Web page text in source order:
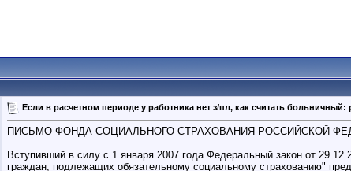
Если в расчетном периоде у работника нет з/пл, как считать
ПИСЬМО ФОНДА СОЦИАЛЬНОГО СТРАХОВАНИЯ РОССИЙСКОЙ
Вступивший в силу с 1 января 2007 года Федеральный закон от
граждан, подлежащих обязательному социальному страхованию"